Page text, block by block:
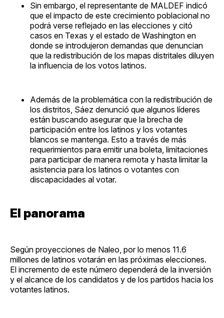
Sin embargo, el representante de MALDEF indicó
que el impacto de este crecimiento poblacional no
podrá verse reflejado en las elecciones y citó
casos en Texas y el estado de Washington en
donde se introdujeron demandas que denuncian
que la redistribución de los mapas distritales diluyen
la influencia de los votos latinos.
Además de la problemática con la redistribución de
los distritos, Sáez denunció que algunos líderes
están buscando asegurar que la brecha de
participación entre los latinos y los votantes
blancos se mantenga. Esto a través de más
requerimientos para emitir una boleta, limitaciones
para participar de manera remota y hasta limitar la
asistencia para los latinos o votantes con
discapacidades al votar.
El panorama
Según proyecciones de Naleo, por lo menos 11.6
millones de latinos votarán en las próximas elecciones.
El incremento de este número dependerá de la inversión
y el alcance de los candidatos y de los partidos hacia los
votantes latinos.